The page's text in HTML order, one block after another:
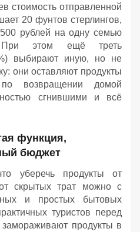
стоимость отправленной
20 фунтов стерлингов,
рублей на одну семью
этом ещё треть
выбирают иную, но не
они оставляют продукты
возвращении домой
сгнившими и всё
функция,
бюджет
уберечь продукты от
скрытых трат можно с
и простых бытовых
туристов перед
продукты в